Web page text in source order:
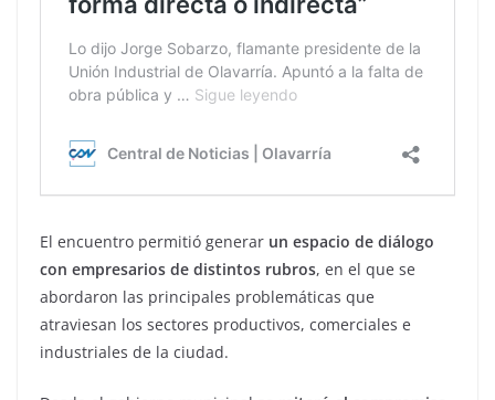
El encuentro permitió generar un espacio de diálogo
con empresarios de distintos rubros, en el que se
abordaron las principales problemáticas que
atraviesan los sectores productivos, comerciales e
industriales de la ciudad.